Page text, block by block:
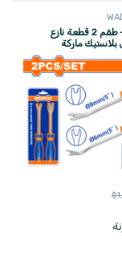
WSS1602 - طقم 2 قطعة نازع
ماركة
$